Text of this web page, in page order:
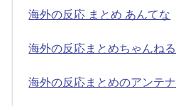
海外の反応 まとめ あんてな
海外の反応まとめちゃんねる
海外の反応まとめのアンテナ